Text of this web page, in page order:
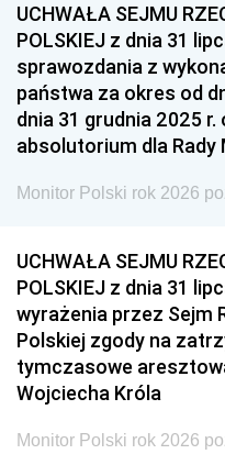
1939
1936
UCHWAŁA SEJMU
POLSKIEJ z dnia 31
sprawozdania z
państwa za okres od
dnia 31 grudnia 2025
absolutorium dla Rady
Monitor Polski rok 2026
UCHWAŁA SEJMU
POLSKIEJ z dnia 31
wyrażenia przez Sejm
Polskiej zgody na
tymczasowe
Wojciecha Króla
Monitor Polski rok 2026